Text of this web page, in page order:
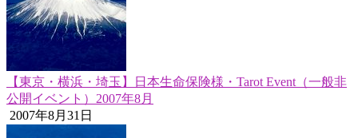
【東京・横浜・埼玉】日本生命保険様・Tarot Event（一般非
公開イベント）2007年8月
2007年8月31日